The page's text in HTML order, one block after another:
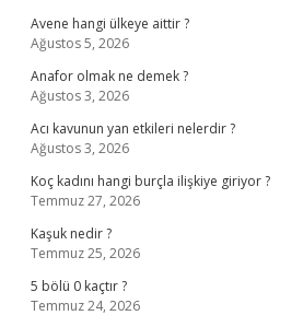
Avene hangi ülkeye aittir ?
Ağustos 5, 2026
Anafor olmak ne demek ?
Ağustos 3, 2026
Acı kavunun yan etkileri nelerdir ?
Ağustos 3, 2026
Koç kadını hangi burçla ilişkiye giriyor ?
Temmuz 27, 2026
Kaşuk nedir ?
Temmuz 25, 2026
5 bölü 0 kaçtır ?
Temmuz 24, 2026